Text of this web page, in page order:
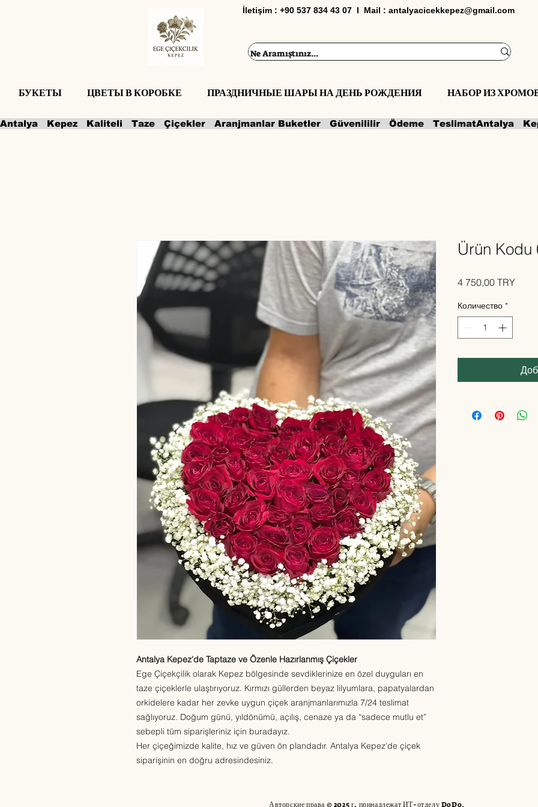
İletişim : +90 537 834 43 07 I Mail : antalyacicekkepez@gmail.com
БУКЕТЫ ЦВЕТЫ В КОРОБКЕ ПРАЗДНИЧНЫЕ ШАРЫ НА ДЕНЬ РОЖДЕНИЯ НАБОР ИЗ
Antalya   Kepez   Kaliteli   Taze   Çiçekler   Aranjmanlar Buketler   Güvenililir   Ödeme   Teslimat
Antalya Kepez'de Taptaze ve Özenle Hazırlanmış Çiçekler
Ege Çiçekçilik olarak Kepez bölgesinde sevdiklerinize en özel duyguları en
taze çiçeklerle ulaştırıyoruz. Kırmızı güllerden beyaz lilyumlara, papatyalardan
orkidelere kadar her zevke uygun çiçek aranjmanlarımızla 7/24 teslimat
sağlıyoruz. Doğum günü, yıldönümü, açılış, cenaze ya da “sadece mutlu et”
sebepli tüm siparişleriniz için buradayız.
Her çiçeğimizde kalite, hız ve güven ön plandadır. Antalya Kepez'de çiçek
siparişinin en doğru adresindesiniz.
Ürün Kodu
4 750,00 TRYЦена
Количество *
Авторские права © 2025 г. принадлежат ИТ-отделу DoDo.